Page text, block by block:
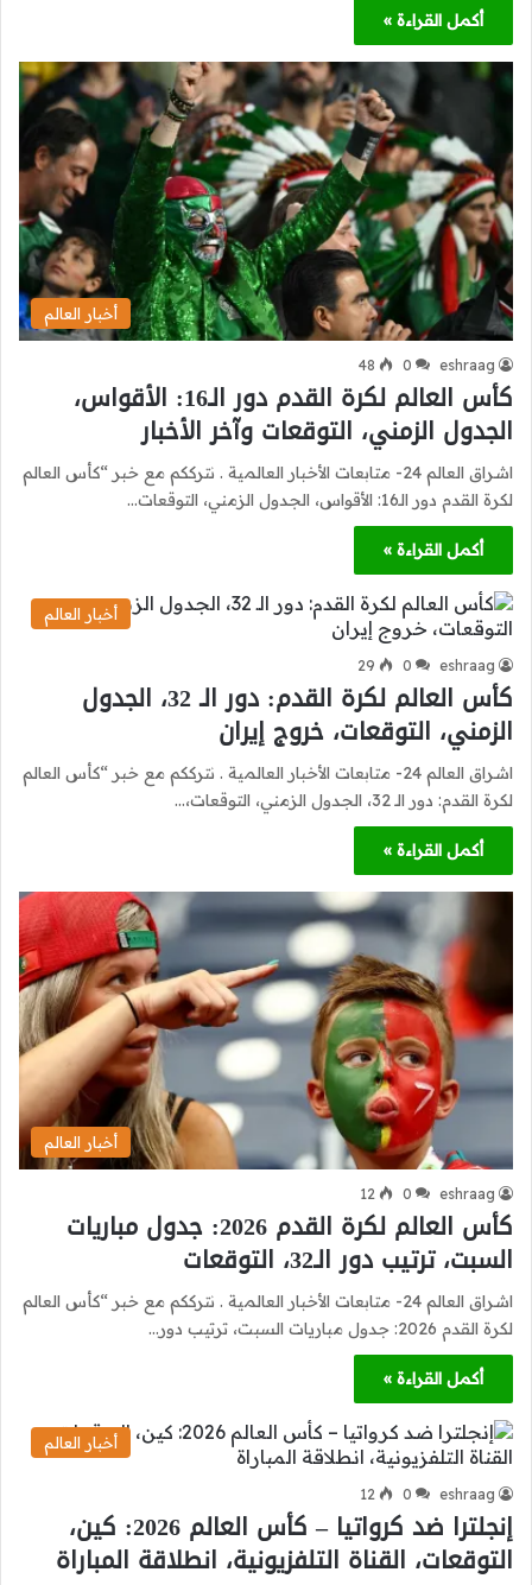
أكمل القراءة »
أخبار العالم
eshraag
0
48
كأس العالم لكرة القدم دور الـ16: الأقواس،
الجدول الزمني، التوقعات وآخر الأخبار
اشراق العالم 24- متابعات الأخبار العالمية . نترككم مع خبر “كأس العالم
لكرة القدم دور الـ16: الأقواس، الجدول الزمني، التوقعات…
أكمل القراءة »
أخبار العالم
eshraag
0
29
كأس العالم لكرة القدم: دور الـ 32، الجدول
الزمني، التوقعات، خروج إيران
اشراق العالم 24- متابعات الأخبار العالمية . نترككم مع خبر “كأس العالم
لكرة القدم: دور الـ 32، الجدول الزمني، التوقعات،…
أكمل القراءة »
أخبار العالم
eshraag
0
12
كأس العالم لكرة القدم 2026: جدول مباريات
السبت، ترتيب دور الـ32، التوقعات
اشراق العالم 24- متابعات الأخبار العالمية . نترككم مع خبر “كأس العالم
لكرة القدم 2026: جدول مباريات السبت، ترتيب دور…
أكمل القراءة »
أخبار العالم
eshraag
0
12
إنجلترا ضد كرواتيا – كأس العالم 2026: كين،
التوقعات، القناة التلفزيونية، انطلاقة المباراة